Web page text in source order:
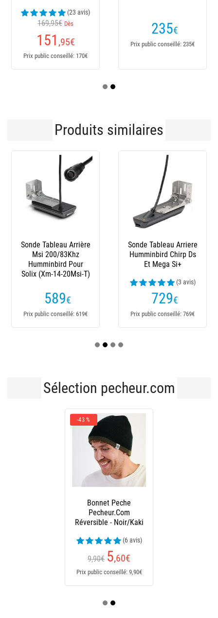
(23 avis)
169,95€ Dès
151 ,95€
Prix public conseillé: 170€
235€
Prix public conseillé: 235€
Produits similaires
Sonde Tableau Arrière
Msi 200/83Khz
Humminbird Pour
Solix (Xm-14-20Msi-T)
589€
Prix public conseillé: 619€
Sonde Tableau Arriere
Humminbird Chirp Ds
Et Mega Si+
(3 avis)
729€
Prix public conseillé: 769€
Sélection pecheur.com
-43 %
Bonnet Peche
Pecheur.Com
Réversible - Noir/Kaki
(6 avis)
9,90€ 5,60€
Prix public conseillé: 9,90€